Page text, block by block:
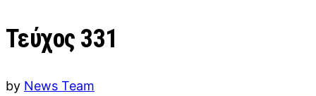
Τεύχος 331
by News Team